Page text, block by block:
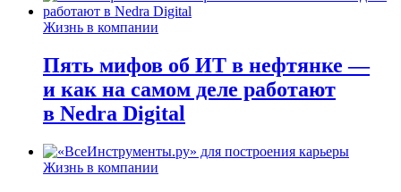
Жизнь в компании
Пять мифов об ИТ в нефтянке —
и как на самом деле работают
в Nedra Digital
Жизнь в компании